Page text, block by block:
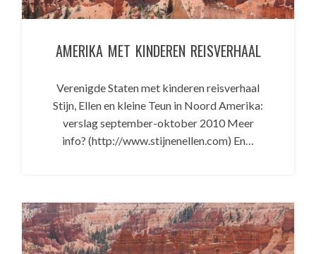
AMERIKA MET KINDEREN REISVERHAAL
Verenigde Staten met kinderen reisverhaal
Stijn, Ellen en kleine Teun in Noord Amerika:
verslag september-oktober 2010 Meer
info? (http://www.stijnenellen.com) En…